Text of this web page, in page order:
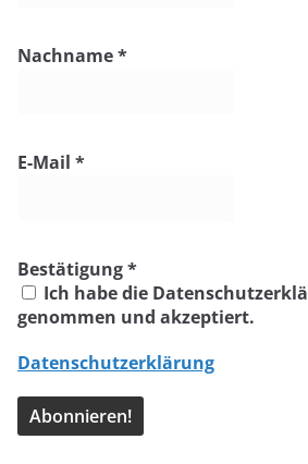
Nachname*
E-Mail *
Bestätigung*
Ich habe die
genommen und akzeptiert.
Datenschutzerklärung